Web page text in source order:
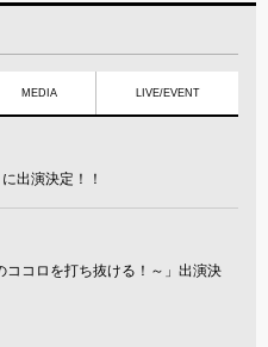
MEDIA LIVE/EVENT
出演決定！！
ココロを打ち抜ける！～」出演決